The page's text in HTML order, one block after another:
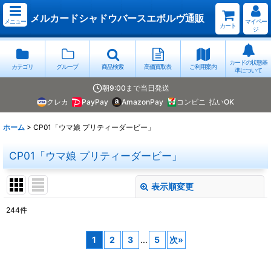
メニュー メルカードシャドウバースエボルヴ通販
カート
マイペー
ジ
カテゴリ グループ 商品検索 高価買取表 ご利用案内
カードの状態基
準について
朝9:00まで当日発送
クレカ
PayPay AmazonPay コンビニ 払いOK
ホーム > CP01「ウマ娘 プリティーダービー」
CP01「ウマ娘 プリティーダービー」
表示順変更
244件
1 2 3 ... 5 次»